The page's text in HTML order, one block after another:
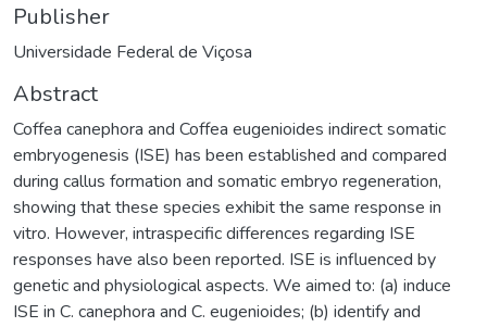
Publisher
Universidade Federal de Viçosa
Abstract
Coffea canephora and Coffea eugenioides indirect somatic
embryogenesis (ISE) has been established and compared
during callus formation and somatic embryo regeneration,
showing that these species exhibit the same response in
vitro. However, intraspecific differences regarding ISE
responses have also been reported. ISE is influenced by
genetic and physiological aspects. We aimed to: (a) induce
ISE in C. canephora and C. eugenioides; (b) identify and